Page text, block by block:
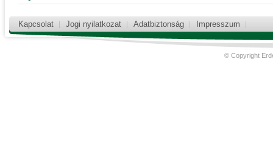
Kapcsolat Jogi nyilatkozat Adatbiztonság Impresszum
© Copyright